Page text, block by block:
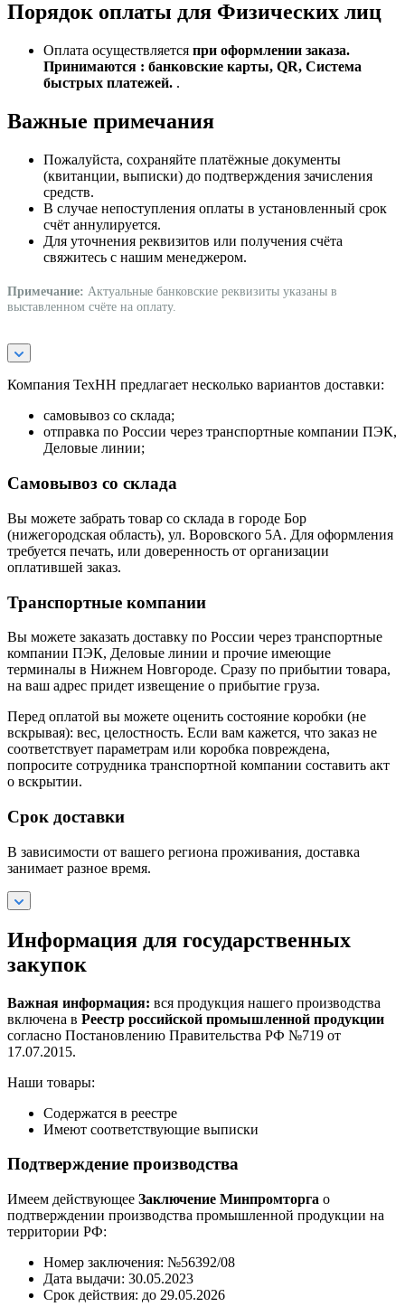
Порядок оплаты для Физических лиц
Оплата осуществляется при оформлении заказа.
Принимаются : банковские карты, QR, Система
быстрых платежей. .
Важные примечания
Пожалуйста, сохраняйте платёжные документы
(квитанции, выписки) до подтверждения зачисления
средств.
В случае непоступления оплаты в установленный срок
счёт аннулируется.
Для уточнения реквизитов или получения счёта
свяжитесь с нашим менеджером.
Примечание: Актуальные банковские реквизиты указаны в
выставленном счёте на оплату.
Компания ТехНН предлагает несколько вариантов доставки:
самовывоз со склада;
отправка по России через транспортные компании ПЭК,
Деловые линии;
Самовывоз со склада
Вы можете забрать товар со склада в городе Бор
(нижегородская область), ул. Воровского 5А. Для оформления
требуется печать, или доверенность от организации
оплатившей заказ.
Транспортные компании
Вы можете заказать доставку по России через транспортные
компании ПЭК, Деловые линии и прочие имеющие
терминалы в Нижнем Новгороде. Сразу по прибытии товара,
на ваш адрес придет извещение о прибытие груза.
Перед оплатой вы можете оценить состояние коробки (не
вскрывая): вес, целостность. Если вам кажется, что заказ не
соответствует параметрам или коробка повреждена,
попросите сотрудника транспортной компании составить акт
о вскрытии.
Срок доставки
В зависимости от вашего региона проживания, доставка
занимает разное время.
Информация для государственных
закупок
Важная информация: вся продукция нашего производства
включена в Реестр российской промышленной продукции
согласно Постановлению Правительства РФ №719 от
17.07.2015.
Наши товары:
Содержатся в реестре
Имеют соответствующие выписки
Подтверждение производства
Имеем действующее Заключение Минпромторга о
подтверждении производства промышленной продукции на
территории РФ:
Номер заключения: №56392/08
Дата выдачи: 30.05.2023
Срок действия: до 29.05.2026